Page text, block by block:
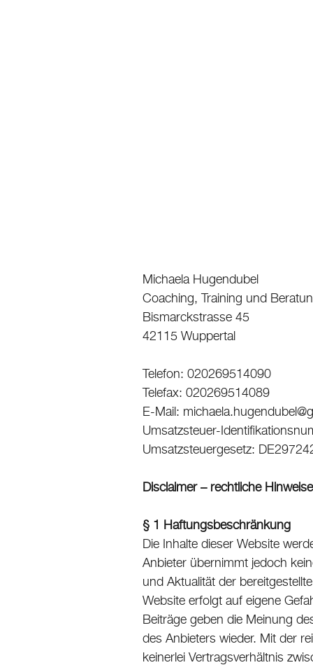
Michaela Hugendubel
Coaching, Training und
Bismarckstrasse 45
42115 Wuppertal
Telefon: 020269514090
Telefax: 020269514089
E-Mail:
Umsatzsteuer-
Umsatzsteuergesetz:
Disclaimer – rechtliche Hinweise
§ 1 Haftungsbeschränkung
Die Inhalte dieser Website
Anbieter übernimmt jedoch
und Aktualität der
Website erfolgt auf eigene
Beiträge geben die Meinung
des Anbieters wieder. Mit der
keinerlei Vertragsverhältnis